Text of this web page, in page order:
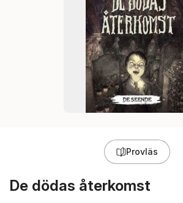
Provläs
De dödas återkomst